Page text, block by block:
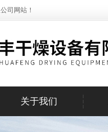
司网站！
关于我们